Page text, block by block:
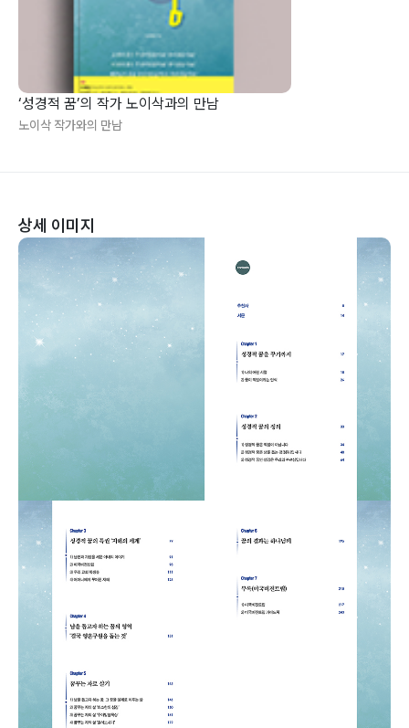
‘성경적 꿈’의 작가 노이삭과의 만남
노이삭 작가와의 만남
상세 이미지